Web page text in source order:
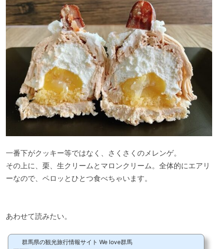
一番下がクッキー等ではなく、さくさくのメレンゲ。
その上に、栗、生クリームとマロンクリーム。全体的にエアリ
ーなので、ペロッとひとつ食べちゃいます。
あわせて読みたい。
群馬県の観光旅行情報サイト We love群馬